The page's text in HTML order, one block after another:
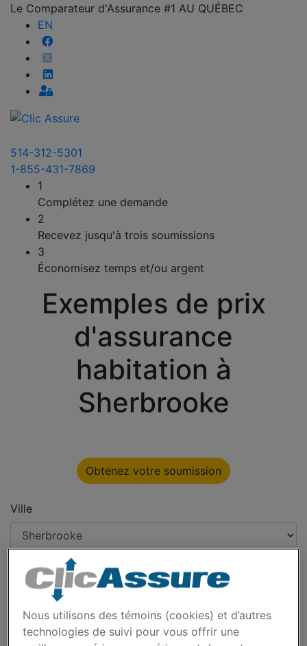
Le Comparateur d'Assurance #1 AU QUÉBEC
EN
514-312-5301
1-855-431-7869
1
Complétez une demande
2
Recevez jusqu'à trois soumissions
3
Économisez temps et/ou argent
Exemples de prix
d'assurance
habitation à
Sherbrooke
Obtenez votre soumission
Ville
ASSURANCE
Nous utilisons des témoins (cookies) et d’autres
technologies de suivi pour vous offrir une